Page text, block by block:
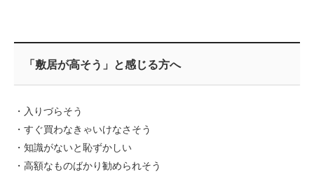
「敷居が高そう」と感じる方へ
・入りづらそう
・すぐ買わなきゃいけなさそう
・知識がないと恥ずかしい
・高額なものばかり勧められそう